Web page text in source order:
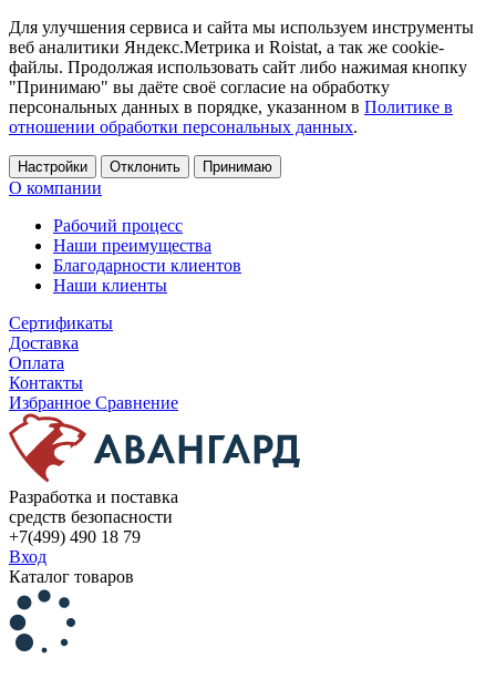
Для улучшения сервиса и сайта мы используем инструменты
веб аналитики Яндекс.Метрика и Roistat, а так же cookie-
файлы. Продолжая использовать сайт либо нажимая кнопку
"Принимаю" вы даёте своё согласие на обработку
персональных данных в порядке, указанном в Политике в
отношении обработки персональных данных.
Настройки Отклонить Принимаю
О компании
Рабочий процесс
Наши преимущества
Благодарности клиентов
Наши клиенты
Сертификаты
Доставка
Оплата
Контакты
Избранное Сравнение
Разработка и поставка
средств безопасности
+7(499) 490 18 79
Вход
Каталог товаров